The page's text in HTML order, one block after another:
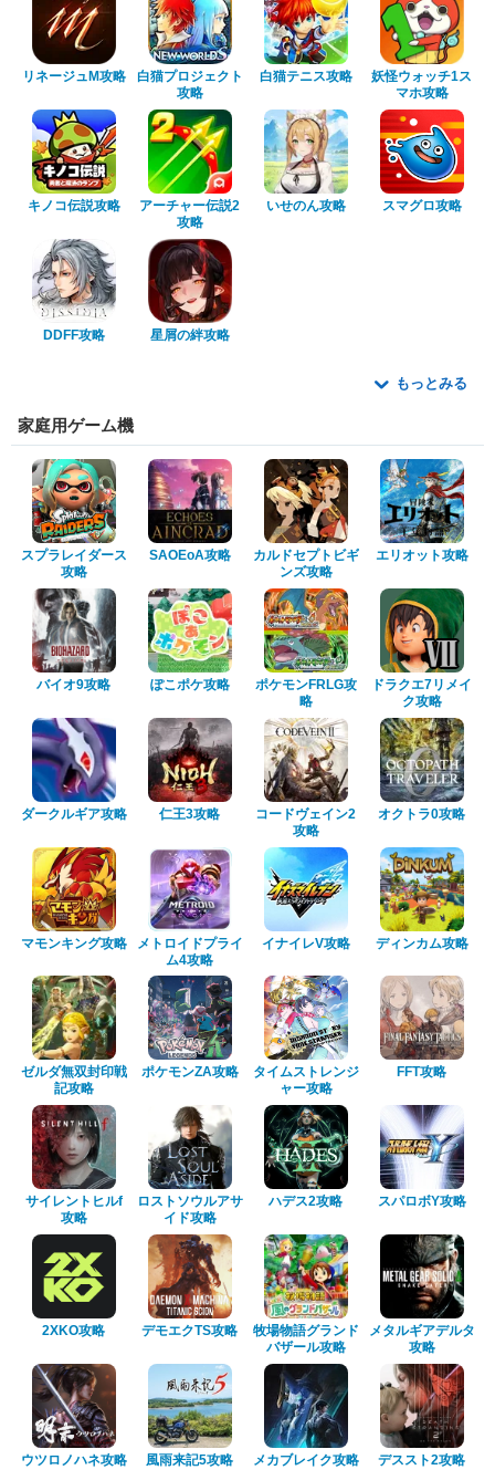
リネージュM攻略
白猫プロジェクト
攻略
白猫テニス攻略
妖怪ウォッチ1ス
マホ攻略
キノコ伝説攻略
アーチャー伝説2
攻略
いせのん攻略 スマグロ攻略
DDFF攻略 星屑の絆攻略
もっとみる
家庭用ゲーム機
スプラレイダース
攻略
SAOEoA攻略
カルドセプトビギ
ンズ攻略
エリオット攻略
バイオ9攻略 ぽこポケ攻略
ポケモンFRLG攻
略
ドラクエ7リメイ
ク攻略
ダークルギア攻略 仁王3攻略
コードヴェイン2
攻略
オクトラ0攻略
マモンキング攻略
メトロイドプライ
ム4攻略
イナイレV攻略 ディンカム攻略
ゼルダ無双封印戦
記攻略
ポケモンZA攻略
タイムストレンジ
ャー攻略
FFT攻略
サイレントヒルf
攻略
ロストソウルアサ
イド攻略
ハデス2攻略 スパロボY攻略
2XKO攻略 デモエクTS攻略
牧場物語グランド
バザール攻略
メタルギアデルタ
攻略
ウツロノハネ攻略 風雨来記5攻略 メカブレイク攻略 デススト2攻略